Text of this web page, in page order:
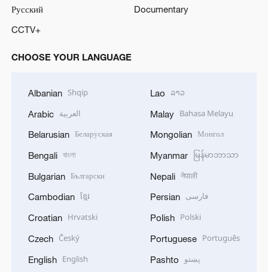
Русский
Documentary
CCTV+
CHOOSE YOUR LANGUAGE
Albanian Shqip
Arabic العربية
Belarusian Беларуская
Bengali বাংলা
Bulgarian Български
Cambodian ខ្មែរ
Croatian Hrvatski
Czech Český
English English
Lao ລາວ
Malay Bahasa Melayu
Mongolian Монгол
Myanmar မြန်မာဘာသာ
Nepali नेपाली
Persian فارسی
Polish Polski
Portuguese Português
Pashto پښتو